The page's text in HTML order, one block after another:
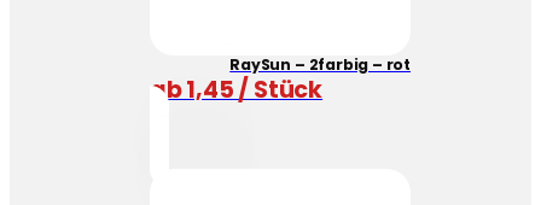
RaySun – 2farbig – rot
ab 1,45 / Stück